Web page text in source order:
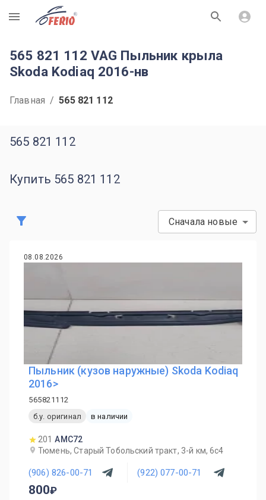
R
565 821 112 VAG Пыльник крыла
Skoda Kodiaq 2016-нв
Главная / 565 821 112
565 821 112
Купить 565 821 112
Сначала новые
08.08.2026
Пыльник (кузов наружные) Skoda Kodiaq
2016>
565821112
б.у. оригинал
в наличии
201 AMC72
Тюмень, Старый Тобольский тракт, 3-й км, 6с4
(906) 826-00-71 (922) 077-00-71
800